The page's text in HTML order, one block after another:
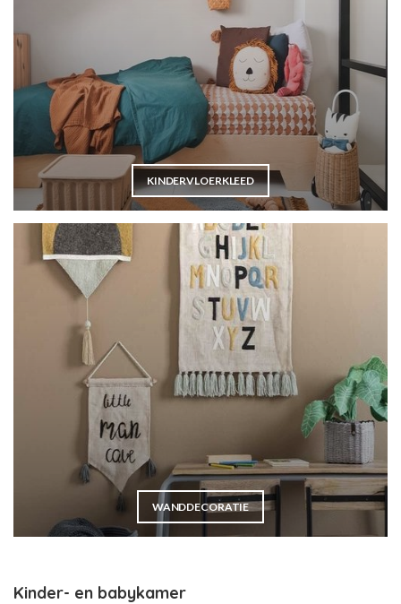
KINDERVLOERKLEED
WANDDECORATIE
Kinder- en babykamer